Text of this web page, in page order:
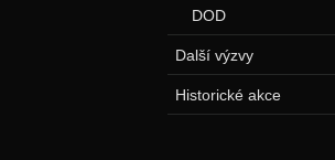
DOD
Další výzvy
Historické akce